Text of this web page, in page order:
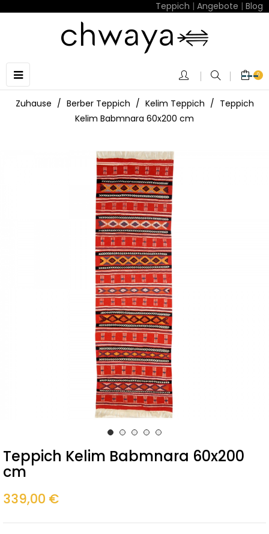
Teppich | Angebote | Blog
Umschalten
der
Navigation
☰ 0
Zuhause Berber Teppich Kelim Teppich
Teppich
Kelim Babmnara 60x200 cm
Teppich Kelim Babmnara 60x200
cm
339,00 €